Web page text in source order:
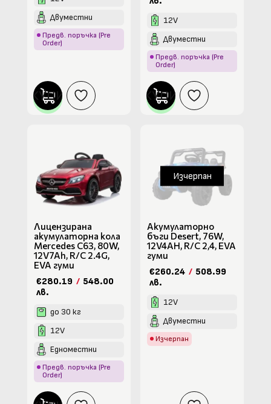
Двуместни
Предв. поръчка (Pre
Order)
КУПИ
12V
Двуместни
Предв. поръчка (Pre
Order)
КУПИ
Лицензирана
акумулаторна кола
Mercedes C63, 80W,
12V7Ah, R/C 2.4G,
EVA гуми
€280.19 / 548.00
лв.
до 30 кг
12V
Едноместни
Предв. поръчка (Pre
Order)
Изчерпан
Акумулаторно
бъги Desert, 76W,
12V4AH, R/C 2,4, EVA
гуми
€260.24 / 508.99
лв.
12V
Двуместни
Изчерпан